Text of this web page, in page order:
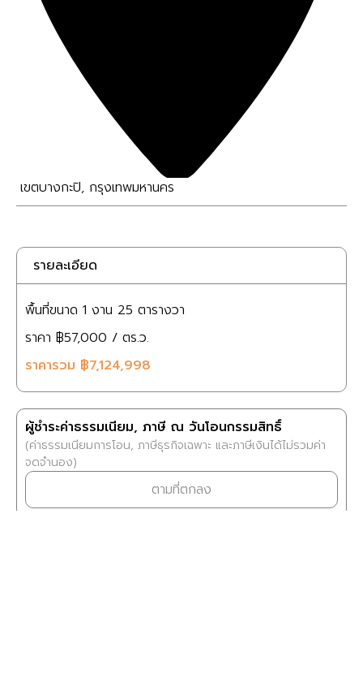
เขตบางกะปิ, กรุงเทพมหานคร
รายละเอียด
พื้นที่ขนาด 1 งาน 25 ตารางวา
ราคา ฿57,000 / ตร.ว.
ราคารวม ฿7,124,998
ผู้ชำระค่าธรรมเนียม, ภาษี ณ วันโอนกรรมสิทธิ์
(ค่าธรรมเนียมการโอน, ภาษีธุรกิจเฉพาะ และภาษีเงินได้ไม่รวมค่า
จดจำนอง)
ตามที่ตกลง